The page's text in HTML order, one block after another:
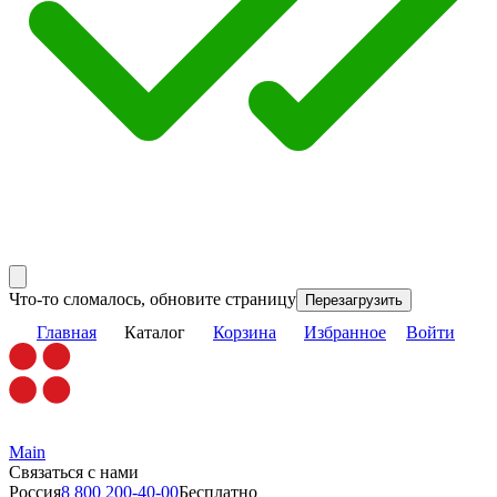
Что-то сломалось, обновите страницу Перезагрузить
Главная Каталог Корзина Избранное Войти
Main
Связаться с нами
Россия8 800 200-40-00Бесплатно